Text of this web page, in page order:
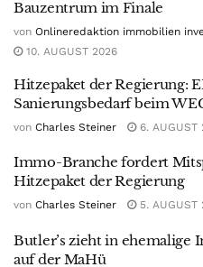
Bauzentrum im Finale
von Onlineredaktion immobilien
10. AUGUST 2026
Hitzepaket der Regierung:
Sanierungsbedarf beim
von Charles Steiner 6. AUGUST
Immo-Branche fordert
Hitzepaket der Regierung
von Charles Steiner 5. AUGUST
Butler’s zieht in ehemalige
auf der MaHü